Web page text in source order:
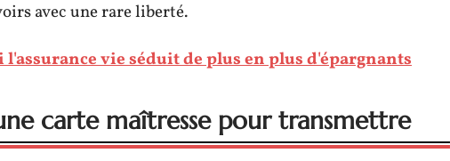
avec une rare liberté.
l'assurance vie séduit de plus en plus d'épargnants
une carte maîtresse pour transmettre